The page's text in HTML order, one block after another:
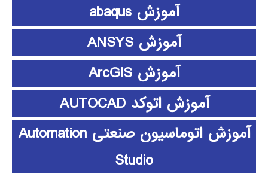
آموزش abaqus
آموزش ANSYS
آموزش ArcGIS
آموزش اتوکد AUTOCAD
آموزش اتوماسیون صنعتی Automation
Studio